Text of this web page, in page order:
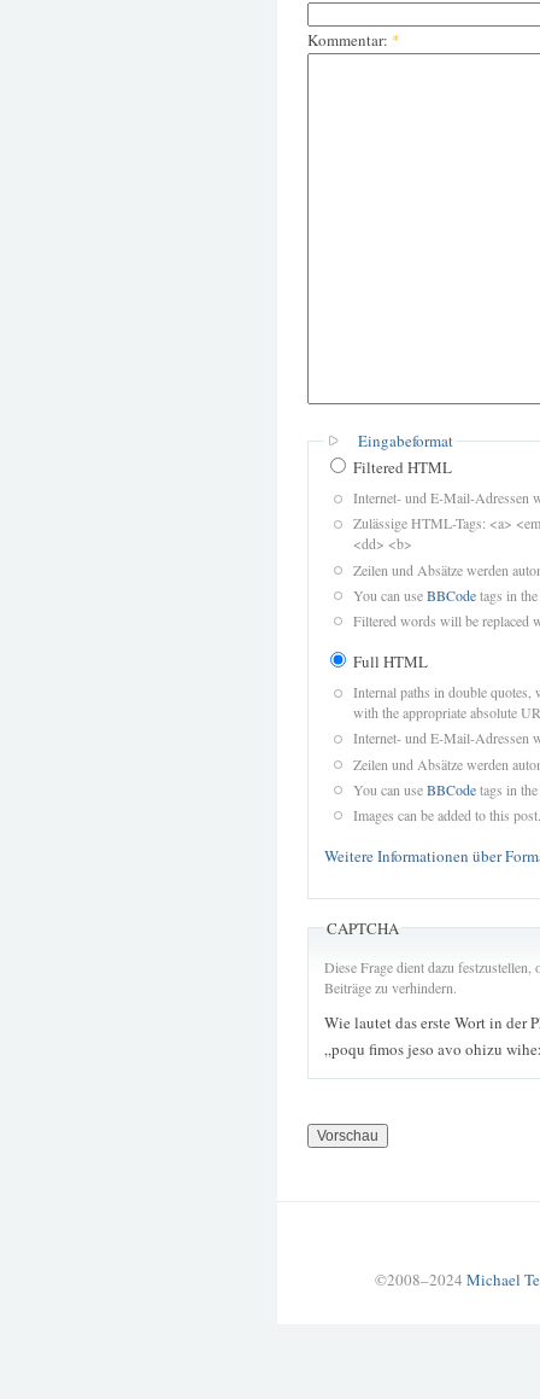
Kommentar: *
Eingabeformat
Filtered HTML
Internet- und E-Mail-Adressen
Zulässige HTML-Tags: <a>
<dd> <b>
Zeilen und Absätze werden
You can useBBCodetags in
Filtered words will be replaced
Full HTML
Internal paths in double quotes,
with the appropriate absolute
Internet- und E-Mail-Adressen
Zeilen und Absätze werden
You can useBBCodetags in
Images can be added to this post.
Weitere Informationen über
CAPTCHA
Diese Frage dient dazu
Beiträge zu verhindern.
Wie lautet das erste Wort in der
„poqu fimos jeso avo ohizu
©2008–2024 Michael